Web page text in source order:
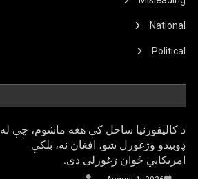
National
Political
د کالیفورنیا ساحل کې هغه ماشوم، چې له
ډوبیدو وژغورل شو، افغان نه، بلکې
امریکایي ځوان ژغورلی دی.